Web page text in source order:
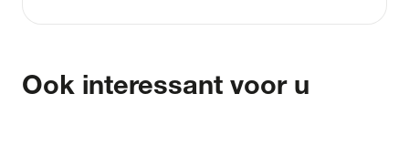
Ook interessant voor u